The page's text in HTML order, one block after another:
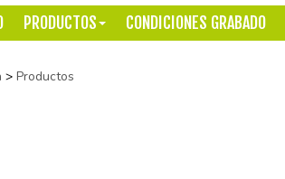
PRODUCTOS CONDICIONES GRABADO
> Productos